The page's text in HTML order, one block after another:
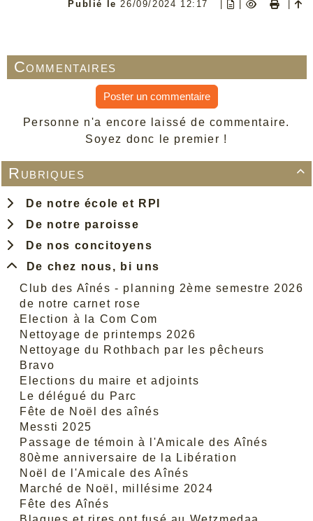

Rubriques
De notre école et RPI
De notre paroisse
De nos concitoyens
De chez nous, bi uns
Club des Aînés - planning 2ème semestre 2026
de notre carnet rose
Election à la Com Com
Nettoyage de printemps 2026
Nettoyage du Rothbach par les pêcheurs
Bravo
Elections du maire et adjoints
Le délégué du Parc
Fête de Noël des aînés
Messti 2025
Passage de témoin à l'Amicale des Aînés
80ème anniversaire de la Libération
Noël de l'Amicale des Aînés
Marché de Noël, millésime 2024
Fête des Aînés
Publié le26/09/2024 12:17 |
Commentaires
Poster un commentaire
Personne n'a encore laissé de commentaire.
Soyez donc le premier !